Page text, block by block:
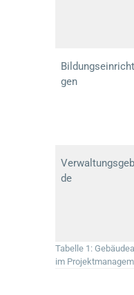
gen
de
Tabelle 1:
im